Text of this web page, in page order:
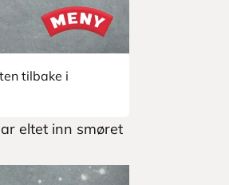
tilbake i
eltet inn smøret